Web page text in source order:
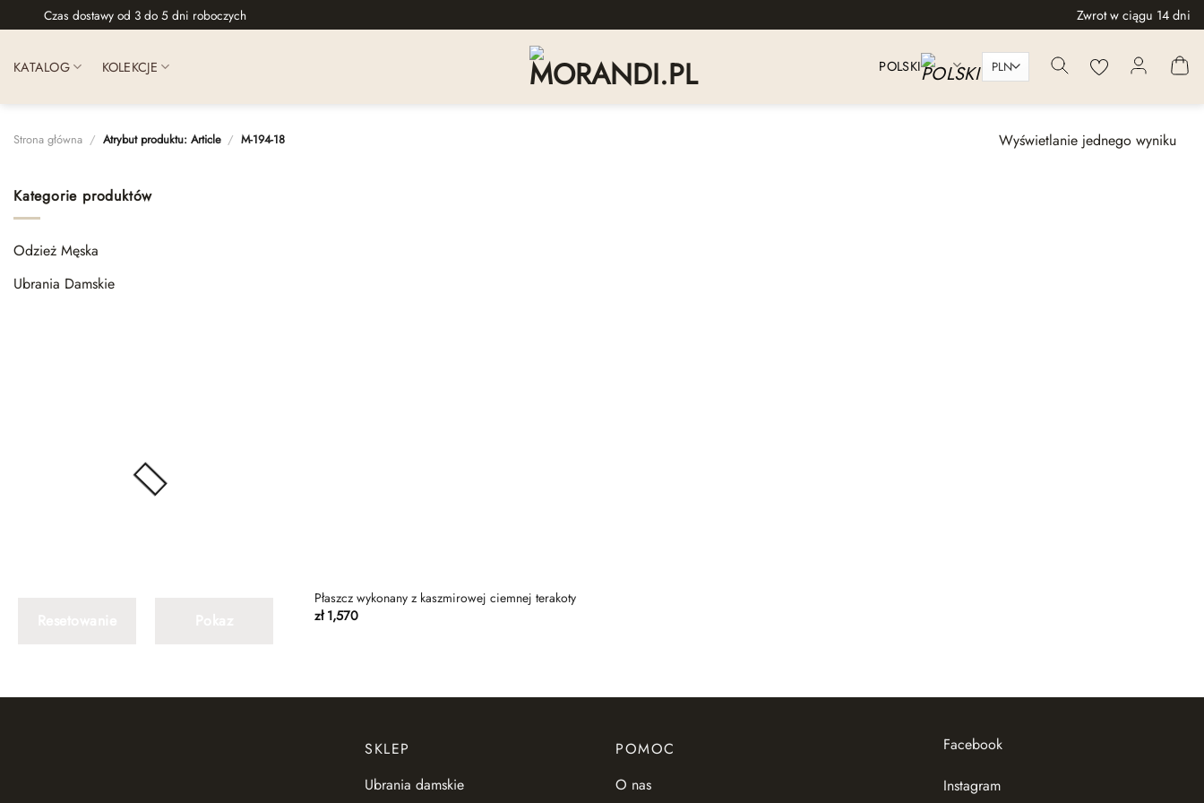
to
Czas dostawy od 3 do 5 dni roboczych Zwrot w ciągu 14 dni
KATALOG KOLEKCJE POLSKI
Strona główna / Atrybut produktu: Article / М-194-18 Wyświetlanie jednego wyniku
Kategorie produktów
Odzież Męska
Ubrania Damskie
Płaszcz wykonany z kaszmirowej ciemnej terakoty
zł1,570
SKLEP
Ubrania damskie
POMOC
O nas
Facebook
Instagram